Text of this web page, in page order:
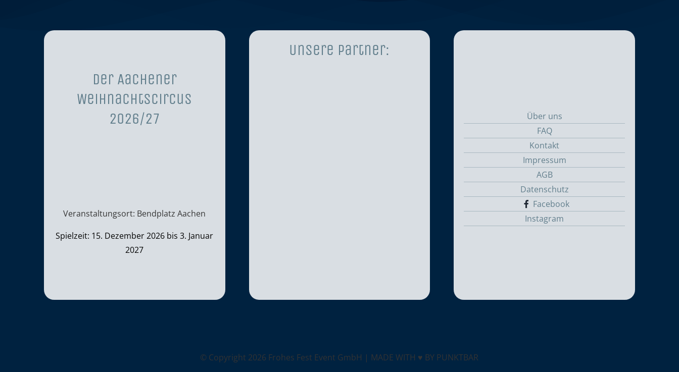
Der Aachener
Weihnachtscircus
2026/27
Veranstaltungsort: Bendplatz Aachen
Spielzeit: 15. Dezember 2026 bis 3. Januar
2027
Unsere Partner:
Über uns
FAQ
Kontakt
Impressum
AGB
Datenschutz
Facebook
Instagram
© Copyright 2026 Frohes Fest Event GmbH | MADE WITH ♥ BY PUNKTBAR